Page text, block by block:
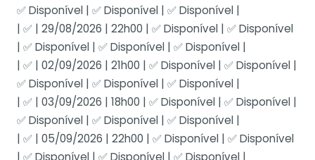
✅ Disponível | ✅ Disponível | ✅ Disponível |
| ✅ | 29/08/2026 | 22h00 | ✅ Disponível | ✅ Disponível
| ✅ Disponível | ✅ Disponível | ✅ Disponível |
| ✅ | 02/09/2026 | 21h00 | ✅ Disponível | ✅ Disponível |
✅ Disponível | ✅ Disponível | ✅ Disponível |
| ✅ | 03/09/2026 | 18h00 | ✅ Disponível | ✅ Disponível |
✅ Disponível | ✅ Disponível | ✅ Disponível |
| ✅ | 05/09/2026 | 22h00 | ✅ Disponível | ✅ Disponível
| ✅ Disponível | ✅ Disponível | ✅ Disponível |